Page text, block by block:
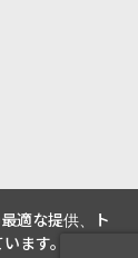
適な提供、ト
ます。